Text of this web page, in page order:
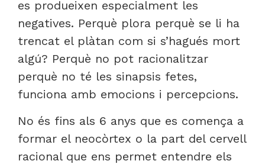
es produeixen especialment les
negatives. Perquè plora perquè se li ha
trencat el plàtan com si s’hagués mort
algú? Perquè no pot racionalitzar
perquè no té les sinapsis fetes,
funciona amb emocions i percepcions.
No és fins als 6 anys que es comença a
formar el neocòrtex o la part del cervell
racional que ens permet entendre els